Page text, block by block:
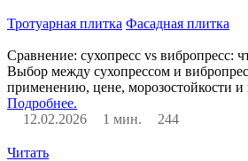
Тротуарная плитка Фасадная плитка
Сравнение: сухопресс vs вибропресс:
Выбор между сухопрессом и
применению, цене, морозостойкости
Подробнее.
12.02.2026
1 мин. 244
Читать